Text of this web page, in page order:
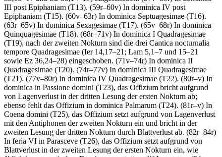
III post Epiphaniam (T13). (59r–60v) In dominica IV post
Epiphaniam (T15). (60v–63r) In dominica Septuagesimae (T16).
(63r–65v) In dominica Sexagesimae (T17). (65v–68r) In dominica
Quinquagesimae (T18). (68r–71v) In dominica I Quadragesimae
(T19), nach der zweiten Nokturn sind die drei Cantica nocturnalia
tempore Quadragesimae (Ier 14,17–21; Lam 5,1–7 und 15–21
sowie Ez 36,24–28) eingeschoben. (71v–74r) In dominica II
Quadragesimae (T20). (74r–77v) In dominica III Quadragesimae
(T21). (77v–80r) In dominica IV Quadragesimae (T22). (80r–v) In
dominica in Passione domini (T23), das Offizium bricht aufgrund
von Lagenverlust in der dritten Lesung der ersten Nokturn ab;
ebenso fehlt das Offizium in dominica Palmarum (T24). (81r–v) In
Coena domini (T25), das Offizium setzt aufgrund von Lagenverlust
mit den Antiphonen der zweiten Nokturn ein und bricht in der
zweiten Lesung der dritten Nokturn durch Blattverlust ab. (82r–84r)
In feria VI in Parasceve (T26), das Offizium setzt aufgrund von
Blattverlust in der zweiten Lesung der ersten Nokturn ein, wie